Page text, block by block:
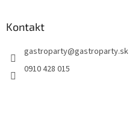
Kontakt
gastroparty@gastroparty.sk
0910 428 015